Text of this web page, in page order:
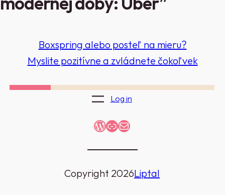
Boxspring alebo posteľ na mieru?
Myslite pozitívne a zvládnete čokoľvek
Log in
WordPress
Link
Mail
Copyright 2026Liptal